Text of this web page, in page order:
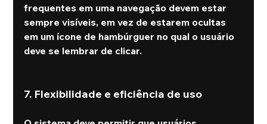
frequentes em uma navegação devem estar
sempre visíveis, em vez de estarem ocultas
em um ícone de hambúrguer no qual o usuário
deve se lembrar de clicar.
7. Flexibilidade e eficiência de uso